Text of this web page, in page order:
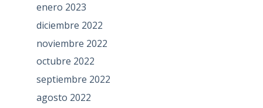
enero 2023
diciembre 2022
noviembre 2022
octubre 2022
septiembre 2022
agosto 2022